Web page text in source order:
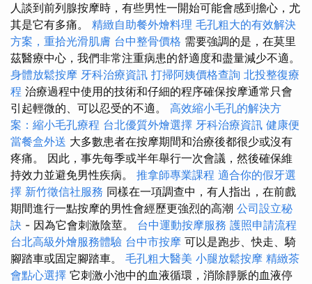
人談到前列腺按摩時，有些男性一開始可能會感到擔心，尤
其是它有多痛。 精緻自助餐外燴料理 毛孔粗大的有效解決
方案，重拾光滑肌膚 台中整骨價格 需要強調的是，在莫里
茲醫療中心，我們非常注重病患的舒適度和盡量減少不適。
身體放鬆按摩 牙科治療資訊 打掃阿姨價格查詢 北投整復療
程 治療過程中使用的技術和仔細的程序確保按摩通常只會
引起輕微的、可以忍受的不適。 高效縮小毛孔的解決方
案：縮小毛孔療程 台北優質外燴選擇 牙科治療資訊 健康便
當餐盒外送 大多數患者在按摩期間和治療後都很少或沒有
疼痛。 因此，事先每季或半年舉行一次會議，然後確保維
持效力並避免男性疾病。 推拿師專業課程 適合你的假牙選
擇 新竹徵信社服務 同樣在一項調查中，有人指出，在前戲
期間進行一點按摩的男性會經歷更強烈的高潮 公司設立秘
訣 - 因為它會刺激陰莖。 台中運動按摩服務 護照申請流程
台北高級外燴服務體驗 台中市按摩 可以是跑步、快走、騎
腳踏車或固定腳踏車。 毛孔粗大醫美 小腿放鬆按摩 精緻茶
會點心選擇 它刺激小池中的血液循環，消除靜脈的血液停